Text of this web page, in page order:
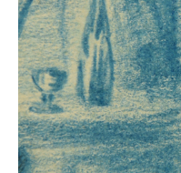
Über Uns
Kontakt
Publikationsliste
Über Uns
Impressum